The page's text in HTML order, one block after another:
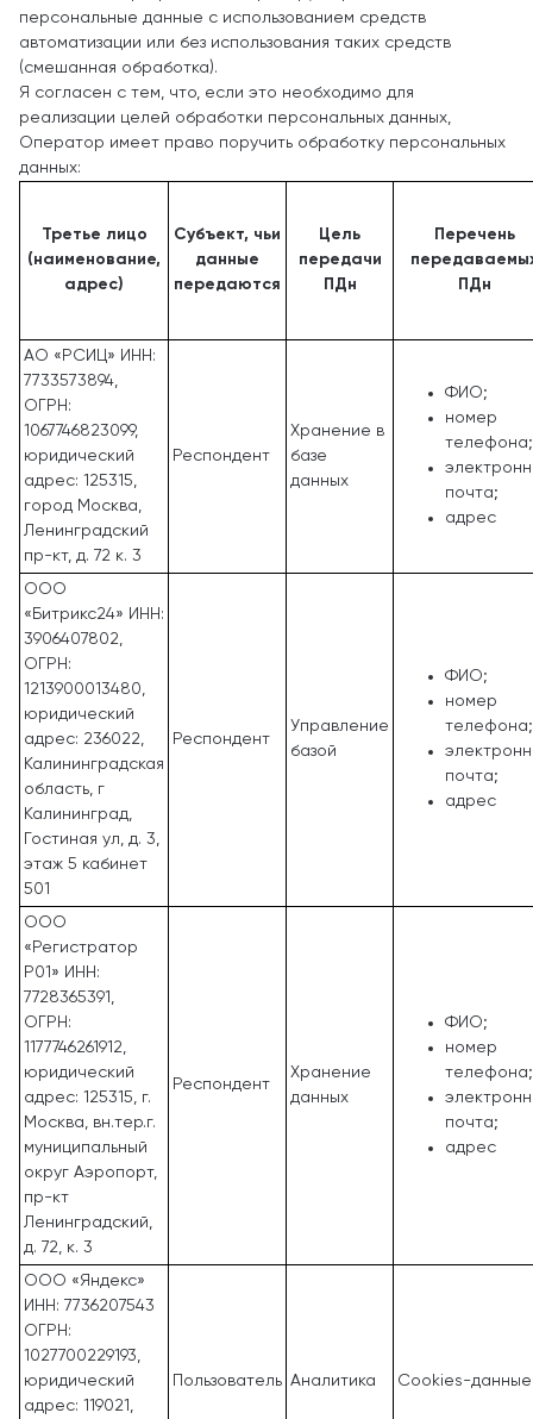
персональные данные с использованием средств
автоматизации или без использования таких средств
(смешанная обработка).
Я согласен с тем, что, если это необходимо для
реализации целей обработки персональных данных,
Оператор имеет право поручить обработку персональных
данных:
Третье лицо
(наименование,
адрес)
Субъект, чьи
данные
передаются
Цель
передачи
ПДн
Перечень
ПДн
АО «РСИЦ» ИНН:
7733573894,
ОГРН:
1067746823099,
юридический
адрес: 125315,
город Москва,
Ленинградский
пр-кт, д. 72 к. 3
Респондент
Хранение в
базе
данных
ФИО;
номер
телефона;
почта;
адрес
ООО
«Битрикс24» ИНН:
3906407802,
ОГРН:
1213900013480,
юридический
адрес: 236022,
Калининградская
область, г
Калининград,
Гостиная ул, д. 3,
этаж 5 кабинет
501
Респондент
Управление
базой
ФИО;
номер
телефона;
почта;
адрес
ООО
«Регистратор
Р01» ИНН:
7728365391,
ОГРН:
1177746261912,
юридический
адрес: 125315, г.
Москва, вн.тер.г.
муниципальный
округ Аэропорт,
пр-кт
Ленинградский,
д. 72, к. 3
Респондент
Хранение
данных
ФИО;
номер
телефона;
почта;
адрес
ООО «Яндекс»
ИНН: 7736207543
ОГРН:
1027700229193,
юридический
адрес: 119021,
Пользователь Аналитика Cookies-данные